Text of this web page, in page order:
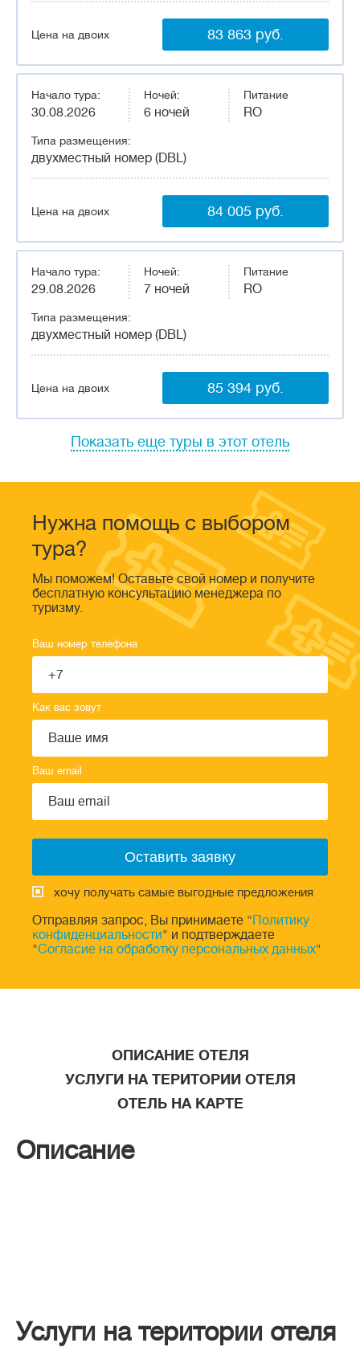
Цена на двоих 83 863 руб.
Начало тура:
30.08.2026
Типа размещения:
двухместный номер (DBL)
Ночей:
6 ночей
Питание
RO
Цена на двоих 84 005 руб.
Начало тура:
29.08.2026
Типа размещения:
двухместный номер (DBL)
Ночей:
7 ночей
Питание
RO
Цена на двоих 85 394 руб.
Показать еще туры в этот отель
Нужна помощь с выбором
тура?
Мы поможем! Оставьте свой номер и получите
бесплатную консультацию менеджера по
туризму.
Ваш номер телефона
Как вас зовут
Ваш email
хочу получать самые выгодные предложения
Отправляя запрос, Вы принимаете "Политику
конфиденциальности" и подтверждаете
"Согласие на обработку персональных данных"
ОПИСАНИЕ ОТЕЛЯ
УСЛУГИ НА ТЕРИТОРИИ ОТЕЛЯ
ОТЕЛЬ НА КАРТЕ
Описание
Услуги на територии отеля